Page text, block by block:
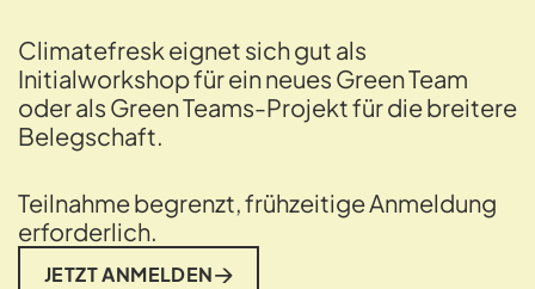
Climatefresk eignet sich gut als
Initialworkshop für ein neues Green Team
oder als Green Teams-Projekt für die breitere
Belegschaft.
Teilnahme begrenzt, frühzeitige Anmeldung
erforderlich.
JETZT ANMELDEN